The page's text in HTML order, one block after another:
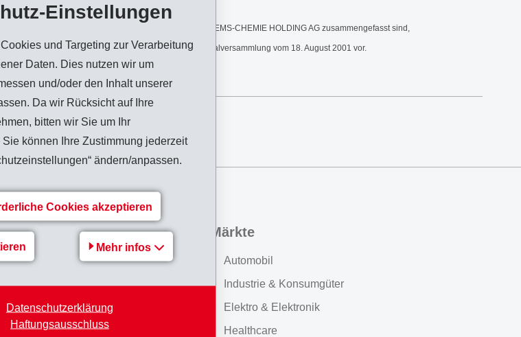
Einstellungen
und Targeting zur Verarbeitung
Daten. Dies nutzen wir um
und/oder den Inhalt unserer
Da wir Rücksicht auf Ihre
bitten wir Sie um Ihr
können Ihre Zustimmung jederzeit
ändern/anpassen.
Cookies akzeptieren
Mehr infos
Datenschutzerklärung
Haftungsausschluss
tätige EMS-Gruppe, deren Gesellschaften in der EMS-CHEMIE HOLDING AG zusammengefasst sind,
auch die Anträge des Verwaltungsrates an die Generalversammlung vom 18. August 2001 vor.
Zurück zur Übersicht
Gruppe
Jobs & Karriere
Finanzen / Medienmitteilungen
Nachhaltigkeit
Märkte
Automobil
Industrie & Konsumgüter
Elektro & Elektronik
Healthcare